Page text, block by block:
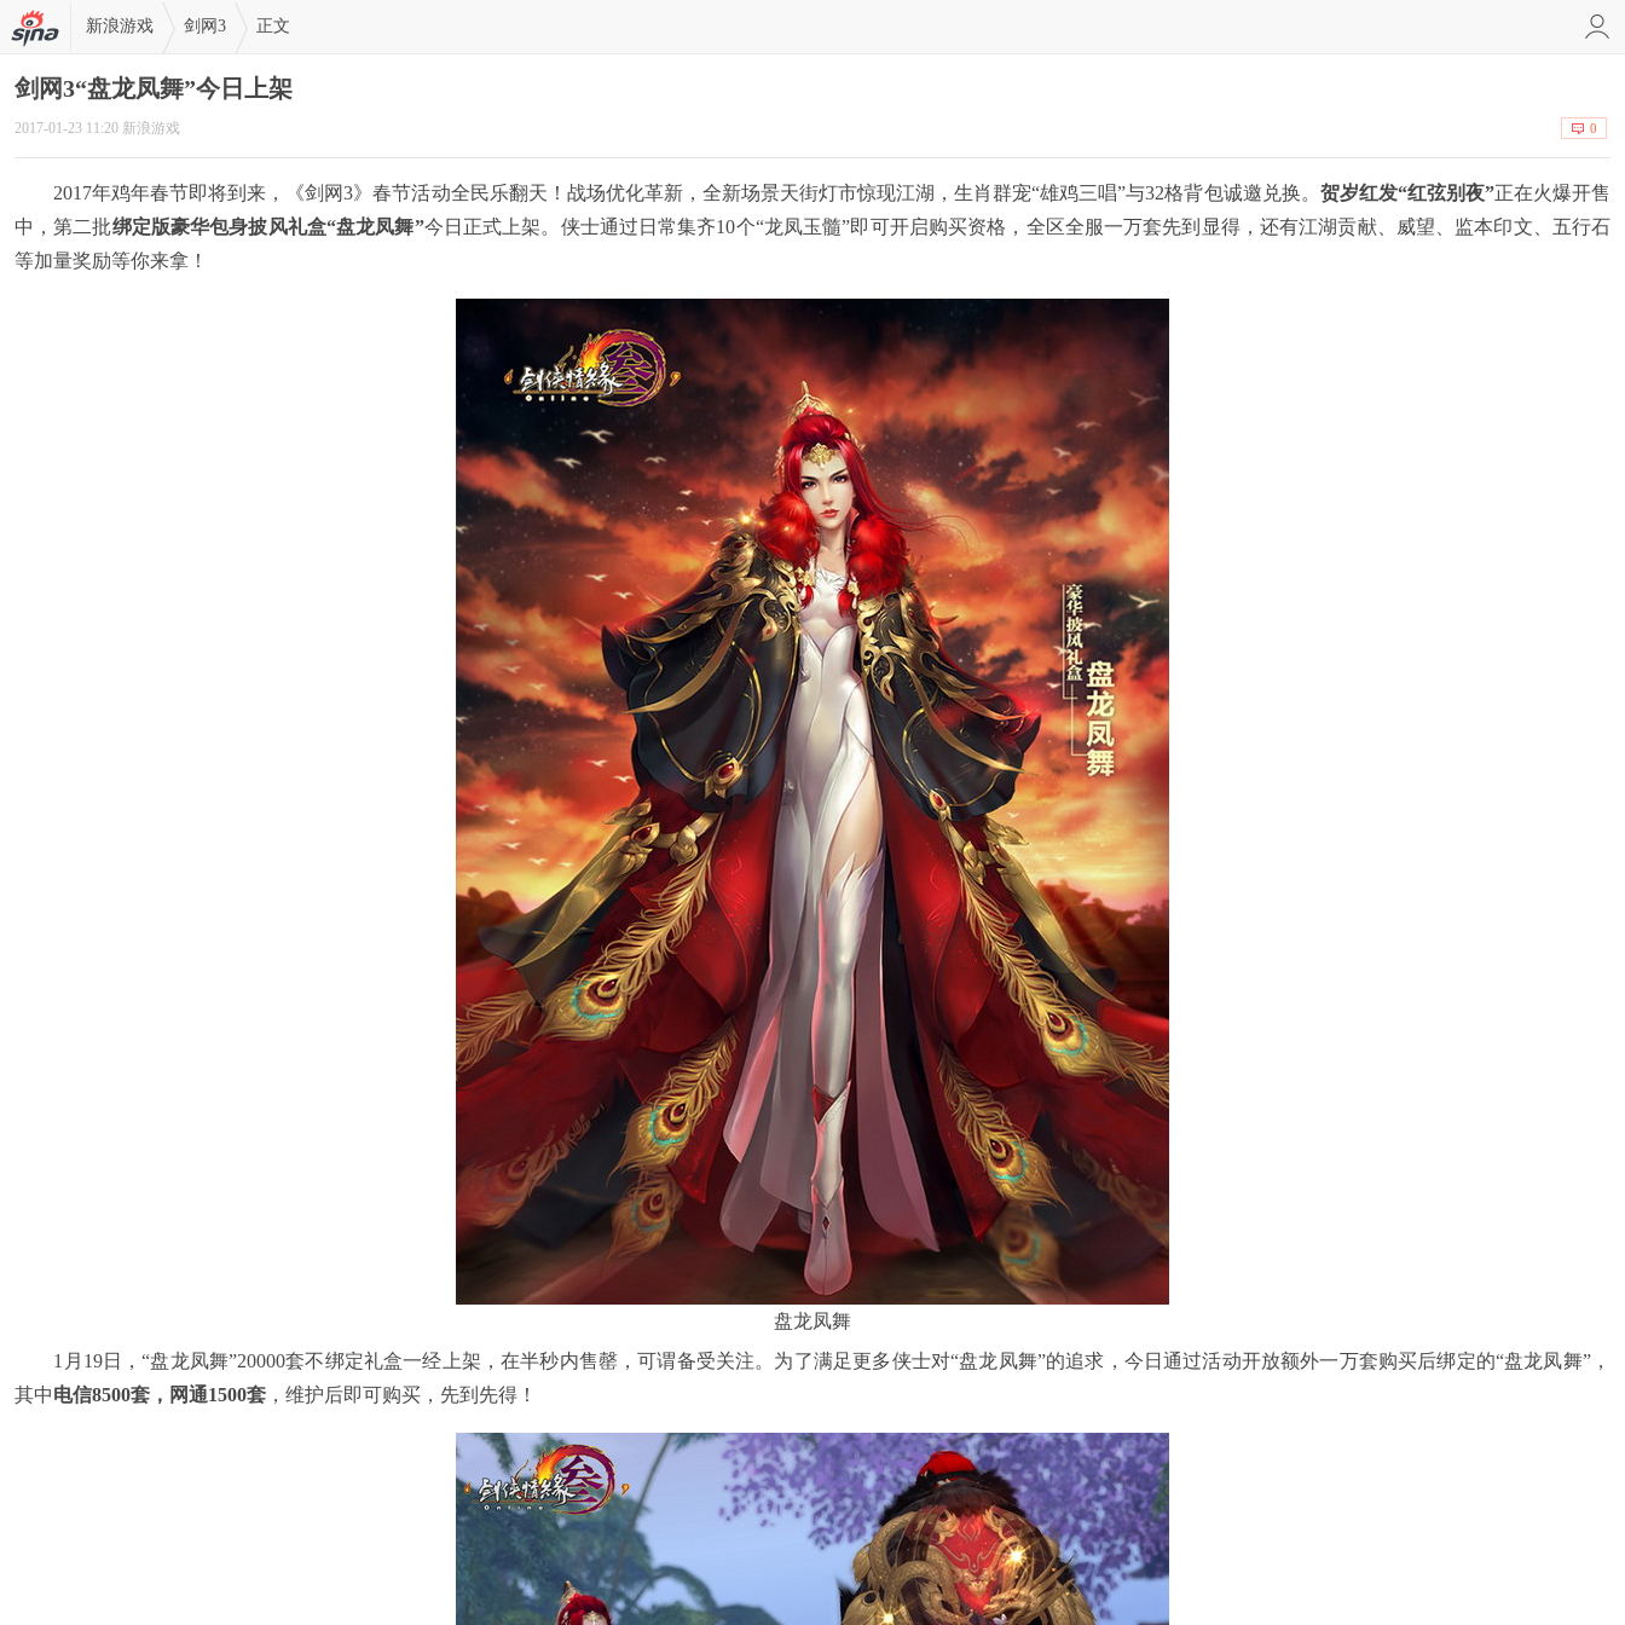
新浪游戏 剑网3 正文
剑网3“盘龙凤舞”今日上架
2017-01-23 11:20 新浪游戏 0
2017年鸡年春节即将到来，《剑网3》春节活动全民乐翻天！战场优化革新，全新场景天街灯市惊现江湖，生肖群宠“雄鸡三唱”与32格背包诚邀兑换。 贺岁红发“红弦别夜”正在火爆开售
中，第二批绑定版豪华包身披风礼盒“盘龙凤舞”今日正式上架。侠士通过日常集齐10个“龙凤玉髓”即可开启购买资格，全区全服一万套先到显得，还有江湖贡献、威望、监本印文、五行石
等加量奖励等你来拿！
盘龙凤舞
1月19日，“盘龙凤舞”20000套不绑定礼盒一经上架，在半秒内售罄，可谓备受关注。为了满足更多侠士对“盘龙凤舞”的追求，今日通过活动开放额外一万套购买后绑定的“盘龙凤舞”，
其中电信8500套，网通1500套 ，维护后即可购买，先到先得！